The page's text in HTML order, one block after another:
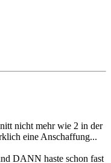
nicht mehr wie 2 in der
eine Anschaffung...
DANN haste schon fast